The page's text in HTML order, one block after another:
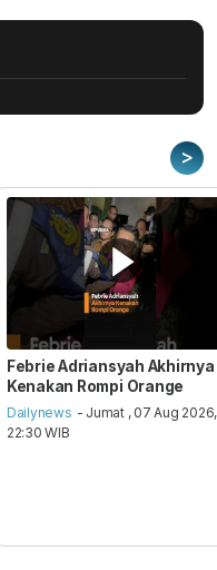
>
Febrie Adriansyah Akhirnya
Kenakan Rompi Orange
Dailynews - Jumat , 07 Aug 2026,
22:30 WIB